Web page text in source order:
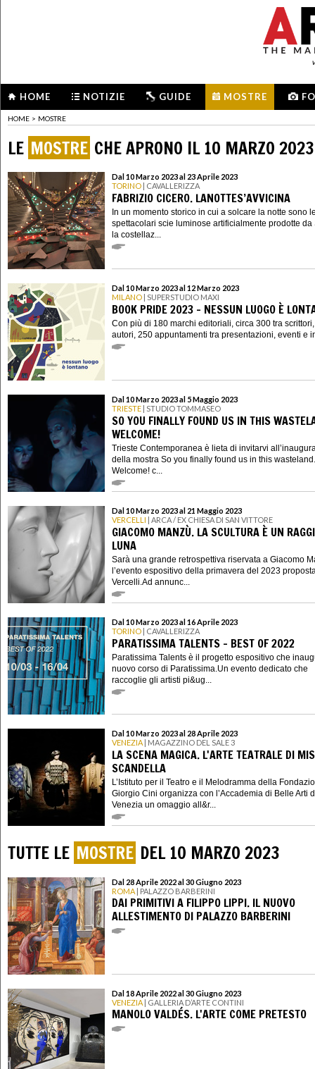
HOME NOTIZIE GUIDE MOSTRE
HOME > MOSTRE
LE MOSTRE CHE APRONO IL 10 MARZO 2023
Dal 10 Marzo 2023 al 23 Aprile 2023
TORINO | CAVALLERIZZA
FABRIZIO CICERO. LANOTTES’AVVICINA
In un momento storico in cui a solcare la notte sono
spettacolari scie luminose artificialmente prodotte da
la costellaz...
Dal 10 Marzo 2023 al 12 Marzo 2023
MILANO | SUPERSTUDIO MAXI
BOOK PRIDE 2023 - NESSUN LUOGO È
Con più di 180 marchi editoriali, circa 300 tra
autori, 250 appuntamenti tra presentazioni, eventi e
Dal 10 Marzo 2023 al 5 Maggio 2023
TRIESTE | STUDIO TOMMASEO
SO YOU FINALLY FOUND US IN THIS
WELCOME!
Trieste Contemporanea è lieta di invitarvi
della mostra So you finally found us in this wasteland.
Welcome! c...
Dal 10 Marzo 2023 al 21 Maggio 2023
VERCELLI | ARCA / EX CHIESA DI SAN VITTORE
GIACOMO MANZÙ. LA SCULTURA È UN
LUNA
Sarà una grande retrospettiva riservata a Giacomo
l’evento espositivo della primavera del 2023
Vercelli.Ad annunc...
Dal 10 Marzo 2023 al 16 Aprile 2023
TORINO | CAVALLERIZZA
PARATISSIMA TALENTS - BEST OF 2022
Paratissima Talents è il progetto espositivo che
nuovo corso di Paratissima.Un evento dedicato che
raccoglie gli artisti pi&ug...
Dal 10 Marzo 2023 al 28 Aprile 2023
VENEZIA | MAGAZZINO DEL SALE 3
LA SCENA MAGICA. L'ARTE TEATRALE DI
SCANDELLA
L’Istituto per il Teatro e il Melodramma della
Giorgio Cini organizza con l’Accademia di Belle Arti
Venezia un omaggio all&r...
TUTTE LE MOSTRE DEL 10 MARZO 2023
Dal 28 Aprile 2022 al 30 Giugno 2023
ROMA | PALAZZO BARBERINI
DAI PRIMITIVI A FILIPPO LIPPI. IL NUOVO
ALLESTIMENTO DI PALAZZO BARBERINI
Dal 18 Aprile 2022 al 30 Giugno 2023
VENEZIA | GALLERIA D’ARTE CONTINI
MANOLO VALDÉS. L'ARTE COME PRETESTO